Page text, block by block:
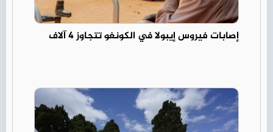
إصابات فيروس إيبولا في الكونغو تتجاوز 4 آلاف